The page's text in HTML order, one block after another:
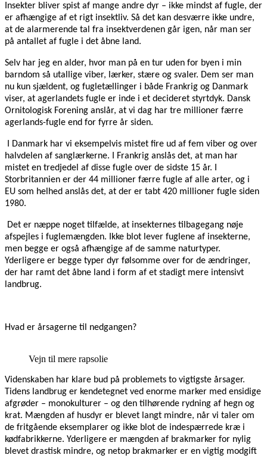
Insekter bliver spist af mange andre dyr – ikke mindst af fugle, der
er afhængige af et rigt insektliv. Så det kan desværre ikke undre,
at de alarmerende tal fra insektverdenen går igen, når man ser
på antallet af fugle i det åbne land.
Selv har jeg en alder, hvor man på en tur uden for byen i min
barndom så utallige viber, lærker, stære og svaler. Dem ser man
nu kun sjældent, og fugletællinger i både Frankrig og Danmark
viser, at agerlandets fugle er inde i et decideret styrtdyk. Dansk
Ornitologisk Forening anslår, at vi dag har tre millioner færre
agerlands-fugle end for fyrre år siden.
I Danmark har vi eksempelvis mistet fire ud af fem viber og over
halvdelen af sanglærkerne. I Frankrig anslås det, at man har
mistet en tredjedel af disse fugle over de sidste 15 år. I
Storbritannien er der 44 millioner færre fugle af alle arter, og i
EU som helhed anslås det, at der er tabt 420 millioner fugle siden
1980.
Det er næppe noget tilfælde, at insekternes tilbagegang nøje
afspejles i fuglemængden. Ikke blot lever fuglene af insekterne,
men begge er også afhængige af de samme naturtyper.
Yderligere er begge typer dyr følsomme over for de ændringer,
der har ramt det åbne land i form af et stadigt mere intensivt
landbrug.
Hvad er årsagerne til nedgangen?
Vejn til mere rapsolie
Videnskaben har klare bud på problemets to vigtigste årsager.
Tidens landbrug er kendetegnet ved enorme marker med ensidige
afgrøder – monokulturer – og den tilhørende rydning af hegn og
krat. Mængden af husdyr er blevet langt mindre, når vi taler om
de fritgående eksemplarer og ikke blot de indespærrede kræ i
kødfabrikkerne. Yderligere er mængden af brakmarker for nylig
blevet drastisk mindre, og netop brakmarker er en vigtig modgift